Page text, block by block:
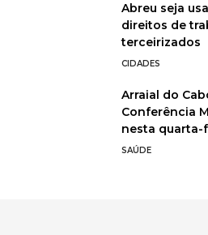
Abreu seja
direitos de
terceirizados
CIDADES
Arraial do
Conferência
nesta quarta-
SAÚDE